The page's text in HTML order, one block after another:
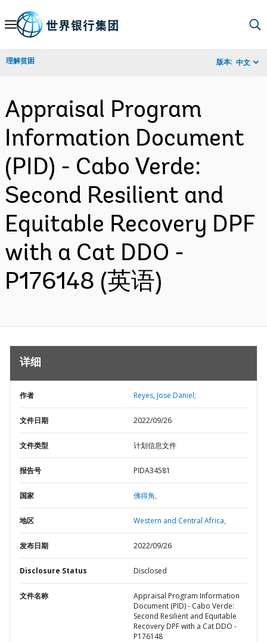
Skip
Navigation
理解贫困 版本: 中文
Appraisal Program
Information Document
(PID) - Cabo Verde:
Second Resilient and
Equitable Recovery DPF
with a Cat DDO -
P176148 (英语)
详细
作者 Reyes, Jose Daniel;
文件日期 2022/09/26
文件类型 计划信息文件
报告号 PIDA34581
国家 佛得角,
地区 Western and Central Africa,
发布日期 2022/09/26
Disclosure Status Disclosed
文件名称
Appraisal Program Information
Document (PID) - Cabo Verde:
Second Resilient and Equitable
Recovery DPF with a Cat DDO -
P176148